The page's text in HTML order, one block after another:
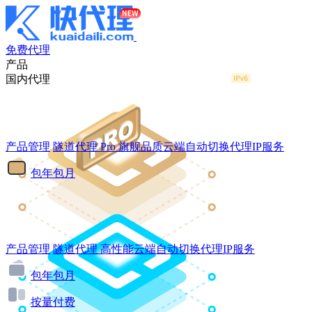
免费代理
产品
国内代理
产品管理 隧道代理Pro 旗舰品质云端自动切换代理IP服务
包年包月
产品管理 隧道代理 高性能云端自动切换代理IP服务
包年包月
按量付费